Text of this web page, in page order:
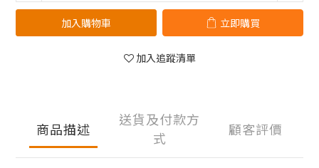
加入購物車 立即購買
加入追蹤清單
商品描述
送貨及付款方
式
顧客評價